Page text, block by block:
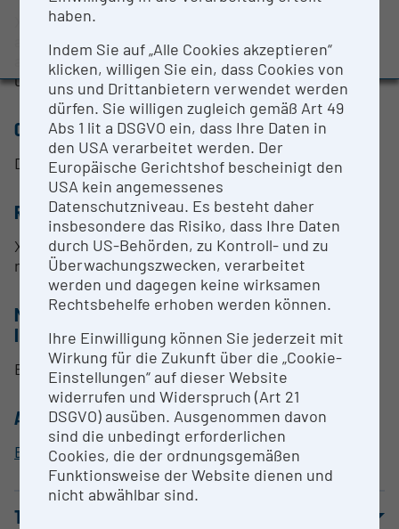
Evaluation Study 2022
Awards and press releases
X-ray fluorescence is used to perform elemental
analysis on samples in a non-invasive way. The
analysis is carried out by well trained personnel
using accredited methods.
CONTACT PERSON
Dr. Katja Fröhlich
RESEARCH SERVICES
XRF measurements and data analysis including
reporting
METHODS & EXPERTISE FOR RESEARCH
INFRASTRUCTURE
Elemental analysis
ALLOCATION TO RESEARCH INFRASTRUCTURE
Battery Materials Laboratory
TERMS OF USE
haben.
Indem Sie auf „Alle Cookies akzeptieren“
klicken, willigen Sie ein, dass Cookies von
uns und Drittanbietern verwendet werden
dürfen. Sie willigen zugleich gemäß Art 49
Abs 1 lit a DSGVO ein, dass Ihre Daten in
den USA verarbeitet werden. Der
Europäische Gerichtshof bescheinigt den
USA kein angemessenes
Datenschutzniveau. Es besteht daher
insbesondere das Risiko, dass Ihre Daten
durch US-Behörden, zu Kontroll- und zu
Überwachungszwecken, verarbeitet
werden und dagegen keine wirksamen
Rechtsbehelfe erhoben werden können.
Ihre Einwilligung können Sie jederzeit mit
Wirkung für die Zukunft über die „Cookie-
Einstellungen“ auf dieser Website
widerrufen und Widerspruch (Art 21
DSGVO) ausüben. Ausgenommen davon
sind die unbedingt erforderlichen
Cookies, die der ordnungsgemäßen
Funktionsweise der Website dienen und
nicht abwählbar sind.